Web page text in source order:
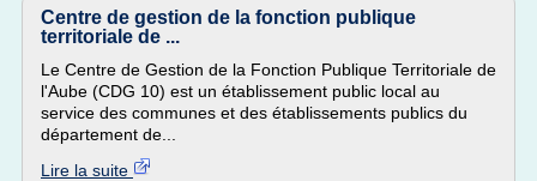
Centre de gestion de la fonction publique
territoriale de ...
Le Centre de Gestion de la Fonction Publique Territoriale de
l'Aube (CDG 10) est un établissement public local au
service des communes et des établissements publics du
département de...
Lire la suite